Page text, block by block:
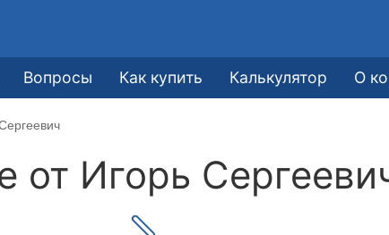
Вопросы Как купить Калькулятор О
от Игорь